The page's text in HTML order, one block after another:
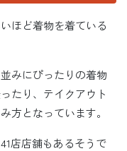
ほど着物を着ている
みにぴったりの着物
たり、テイクアウト
方となっています。
店店舗もあるそうで